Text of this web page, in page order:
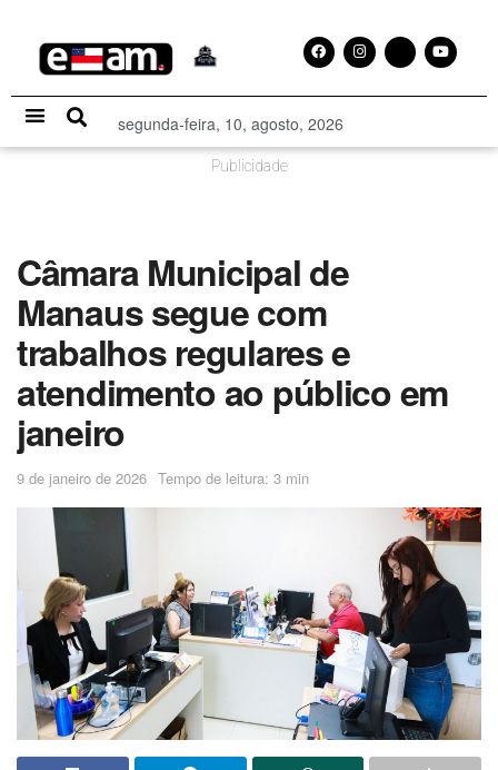
segunda-feira, 10, agosto, 2026
Publicidade
Câmara Municipal de
Manaus segue com
trabalhos regulares e
atendimento ao público em
janeiro
9 de janeiro de 2026 Tempo de leitura: 3 min